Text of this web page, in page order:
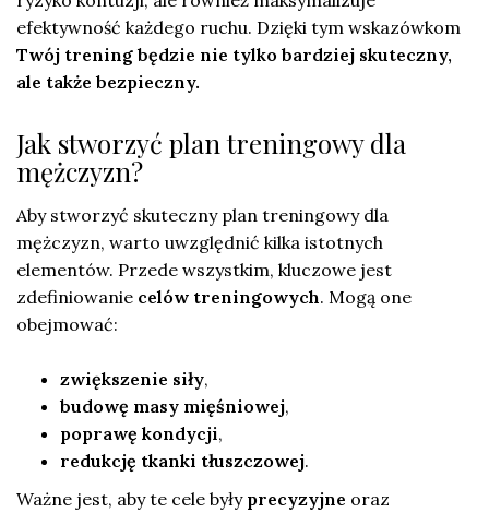
efektywność każdego ruchu. Dzięki tym wskazówkom
Twój trening będzie nie tylko bardziej skuteczny,
ale także bezpieczny.
Jak stworzyć plan treningowy dla
mężczyzn?
Aby stworzyć skuteczny plan treningowy dla
mężczyzn, warto uwzględnić kilka istotnych
elementów. Przede wszystkim, kluczowe jest
zdefiniowanie celów treningowych. Mogą one
obejmować:
zwiększenie siły,
budowę masy mięśniowej,
poprawę kondycji,
redukcję tkanki tłuszczowej.
Ważne jest, aby te cele były precyzyjne oraz